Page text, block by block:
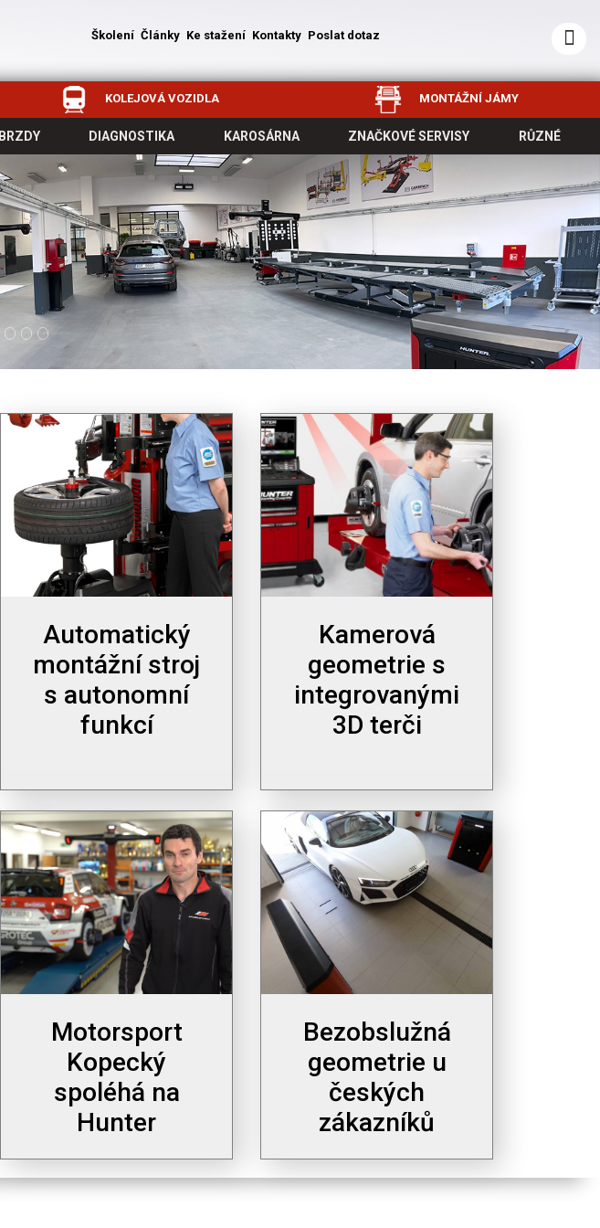
Školení Články Ke stažení Kontakty Poslat dotaz
KOLEJOVÁ VOZIDLA MONTÁŽNÍ JÁMY
BRZDY DIAGNOSTIKA KAROSÁRNA ZNAČKOVÉ SERVISY RŮZNÉ
Automatický
montážní stroj
s autonomní
funkcí
Kamerová
geometrie s
integrovanými
3D terči
Motorsport
Kopecký
spoléhá na
Hunter
Bezobslužná
geometrie u
českých
zákazníků